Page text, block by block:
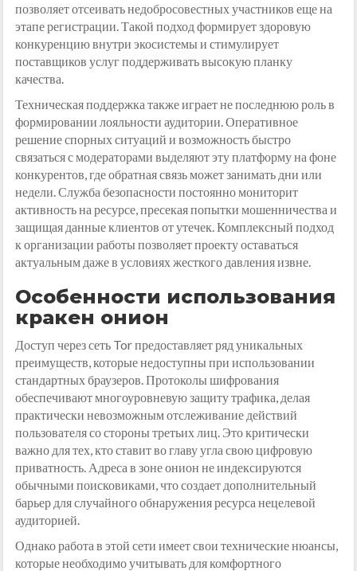
позволяет отсеивать недобросовестных участников еще на
этапе регистрации. Такой подход формирует здоровую
конкуренцию внутри экосистемы и стимулирует
поставщиков услуг поддерживать высокую планку
качества.
Техническая поддержка также играет не последнюю роль в
формировании лояльности аудитории. Оперативное
решение спорных ситуаций и возможность быстро
связаться с модераторами выделяют эту платформу на фоне
конкурентов, где обратная связь может занимать дни или
недели. Служба безопасности постоянно мониторит
активность на ресурсе, пресекая попытки мошенничества и
защищая данные клиентов от утечек. Комплексный подход
к организации работы позволяет проекту оставаться
актуальным даже в условиях жесткого давления извне.
Особенности использования
кракен онион
Доступ через сеть Tor предоставляет ряд уникальных
преимуществ, которые недоступны при использовании
стандартных браузеров. Протоколы шифрования
обеспечивают многоуровневую защиту трафика, делая
практически невозможным отслеживание действий
пользователя со стороны третьих лиц. Это критически
важно для тех, кто ставит во главу угла свою цифровую
приватность. Адреса в зоне онион не индексируются
обычными поисковиками, что создает дополнительный
барьер для случайного обнаружения ресурса нецелевой
аудиторией.
Однако работа в этой сети имеет свои технические нюансы,
которые необходимо учитывать для комфортного